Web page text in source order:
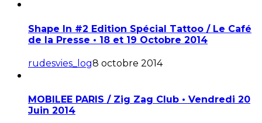
Shape In #2 Edition Spécial Tattoo / Le Café
de la Presse • 18 et 19 Octobre 2014
rudesvies_log8 octobre 2014
MOBILEE PARIS / Zig Zag Club • Vendredi 20
Juin 2014